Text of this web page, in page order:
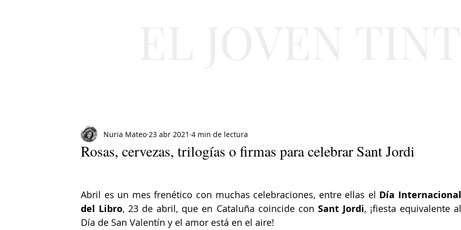
Rosas, cervezas, trilogías o firmas para celebrar Sant Jordi
Nuria Mateo 23 abr 2021 4 min de lectura
Abril es un mes frenético con muchas celebraciones, entre ellas el Día Internacional
del Libro, 23 de abril, que en Cataluña coincide con Sant Jordi, ¡fiesta equivalente al
Día de San Valentín y el amor está en el aire!